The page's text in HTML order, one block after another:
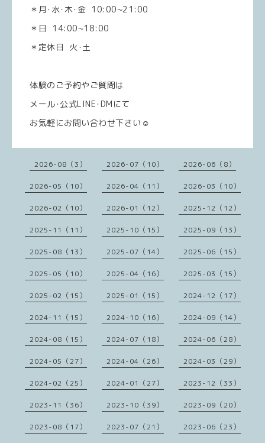
＊月･水･木･金 10:00~21:00
＊日 14:00~18:00
＊定休日 火･土
体験のご予約やご質問は
メール･公式LINE･DMにて
お気軽にお問い合わせ下さい☺️
2026-08（3） 2026-07（10） 2026-06（8）
2026-05（10） 2026-04（11） 2026-03（10）
2026-02（10） 2026-01（12） 2025-12（12）
2025-11（11） 2025-10（15） 2025-09（13）
2025-08（13） 2025-07（14） 2025-06（15）
2025-05（10） 2025-04（16） 2025-03（15）
2025-02（15） 2025-01（15） 2024-12（17）
2024-11（15） 2024-10（16） 2024-09（14）
2024-08（15） 2024-07（18） 2024-06（28）
2024-05（27） 2024-04（26） 2024-03（29）
2024-02（25） 2024-01（27） 2023-12（33）
2023-11（36） 2023-10（39） 2023-09（20）
2023-08（17） 2023-07（21） 2023-06（23）